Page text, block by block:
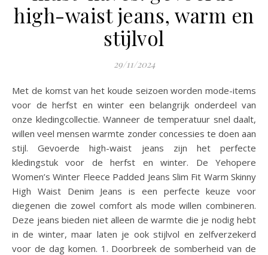
high-waist jeans, warm en
stijlvol
29/11/2024
Met de komst van het koude seizoen worden mode-items
voor de herfst en winter een belangrijk onderdeel van
onze kledingcollectie. Wanneer de temperatuur snel daalt,
willen veel mensen warmte zonder concessies te doen aan
stijl. Gevoerde high-waist jeans zijn het perfecte
kledingstuk voor de herfst en winter. De Yehopere
Women’s Winter Fleece Padded Jeans Slim Fit Warm Skinny
High Waist Denim Jeans is een perfecte keuze voor
diegenen die zowel comfort als mode willen combineren.
Deze jeans bieden niet alleen de warmte die je nodig hebt
in de winter, maar laten je ook stijlvol en zelfverzekerd
voor de dag komen. 1. Doorbreek de somberheid van de